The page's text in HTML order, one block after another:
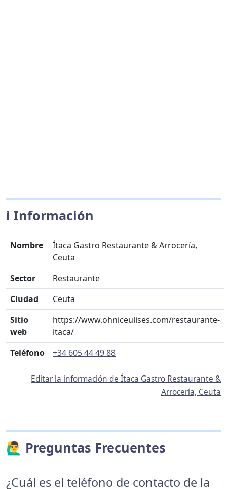
ℹ️ Información
Nombre
Ítaca Gastro Restaurante & Arrocería,
Ceuta
Sector
Restaurante
Ciudad
Ceuta
Sitio
web
https://www.ohniceulises.com/restaurante-
itaca/
Teléfono
+34 605 44 49 88
Editar la información de Ítaca Gastro Restaurante &
Arrocería, Ceuta
🙋‍♂️ Preguntas Frecuentes
¿Cuál es el teléfono de contacto de la